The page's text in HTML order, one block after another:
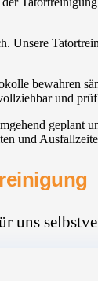
Unsere
bewahren
und
geplant
und
uns